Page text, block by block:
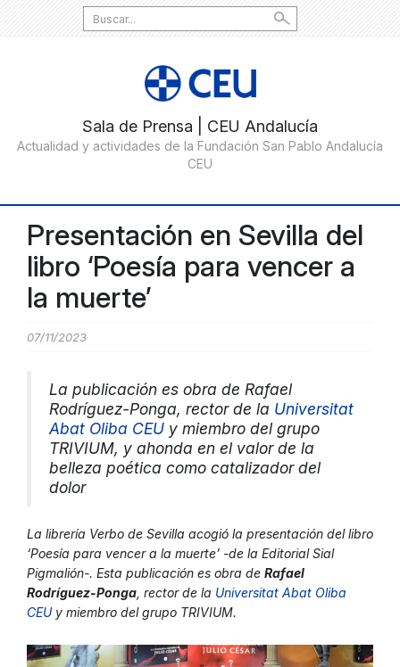
Search
for:
Presentación en Sevilla del
libro ‘Poesía para vencer a
la muerte’
07/11/2023
La publicación es obra de Rafael
Rodríguez-Ponga, rector de la Universitat
Abat Oliba CEU y miembro del grupo
TRIVIUM, y ahonda en el valor de la
belleza poética como catalizador del
dolor
La librería Verbo de Sevilla acogió la presentación del libro
‘Poesía para vencer a la muerte’ -de la Editorial Sial
Pigmalión-. Esta publicación es obra de Rafael
Rodríguez-Ponga , rector de la Universitat Abat Oliba
CEUy miembro del grupo TRIVIUM.